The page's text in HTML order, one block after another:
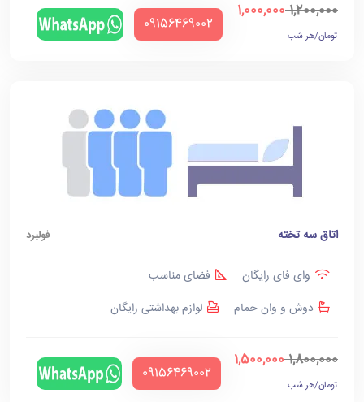
1,200,000
1,000,000
تومان/هر شب
‪09156469002‬
اتاق سه تخته فولبرد
وای فای رایگان
فضای مناسب
دوش و وان حمام
لوازم بهداشتی رایگان
1,800,000
1,500,000
تومان/هر شب
‪09156469002‬